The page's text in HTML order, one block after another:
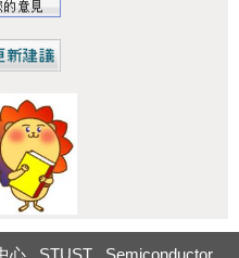
心 STUST Semiconductor